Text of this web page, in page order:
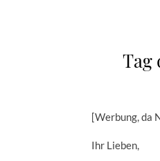
Tag
[Werbung, da
Ihr Lieben,